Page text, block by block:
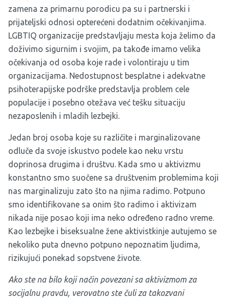
zamena za primarnu porodicu pa su i partnerski i
prijateljski odnosi opterećeni dodatnim očekivanjima.
LGBTIQ organizacije predstavljaju mesta koja želimo da
doživimo sigurnim i svojim, pa takođe imamo velika
očekivanja od osoba koje rade i volontiraju u tim
organizacijama. Nedostupnost besplatne i adekvatne
psihoterapijske podrške predstavlja problem cele
populacije i posebno otežava već tešku situaciju
nezaposlenih i mladih lezbejki.
Jedan broj osoba koje su različite i marginalizovane
odluče da svoje iskustvo podele kao neku vrstu
doprinosa drugima i društvu. Kada smo u aktivizmu
konstantno smo suočene sa društvenim problemima koji
nas marginalizuju zato što na njima radimo. Potpuno
smo identifikovane sa onim što radimo i aktivizam
nikada nije posao koji ima neko određeno radno vreme.
Kao lezbejke i biseksualne žene aktivistkinje autujemo se
nekoliko puta dnevno potpuno nepoznatim ljudima,
rizikujući ponekad sopstvene živote.
Ako ste na bilo koji način povezani sa aktivizmom za
socijalnu pravdu, verovatno ste čuli za takozvani